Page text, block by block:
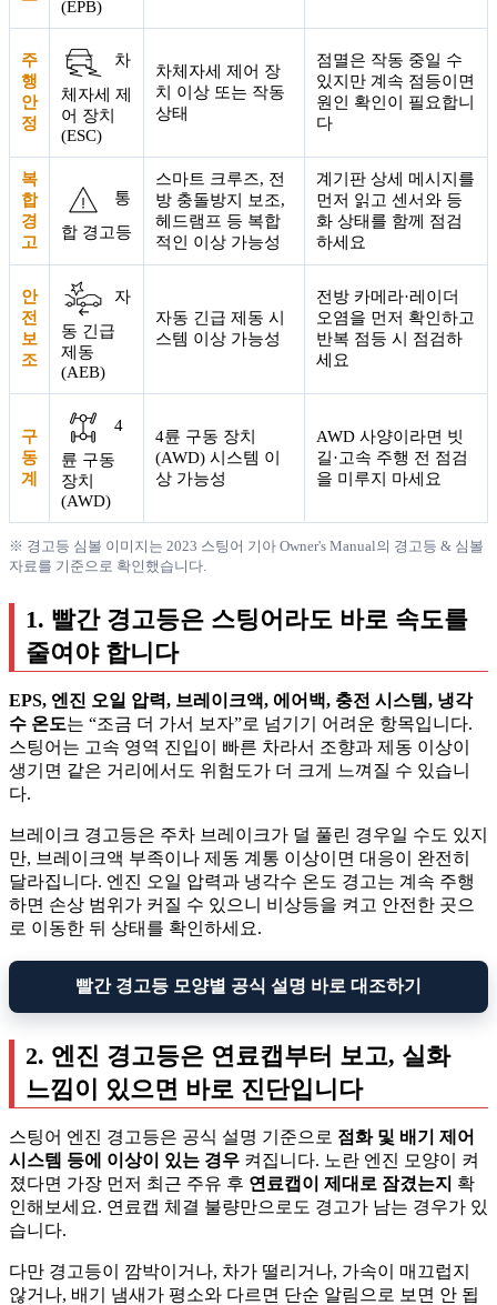
(EPB)
주
행
안
정
차
체자세 제
어 장치
(ESC)
차체자세 제어 장
치 이상 또는 작동
상태
점멸은 작동 중일 수
있지만 계속 점등이면
원인 확인이 필요합니
다
복
합
경
고
통
합 경고등
스마트 크루즈, 전
방 충돌방지 보조,
헤드램프 등 복합
적인 이상 가능성
계기판 상세 메시지를
먼저 읽고 센서와 등
화 상태를 함께 점검
하세요
안
전
보
조
자
동 긴급
제동
(AEB)
자동 긴급 제동 시
스템 이상 가능성
전방 카메라·레이더
오염을 먼저 확인하고
반복 점등 시 점검하
세요
구
동
계
4
륜 구동
장치
(AWD)
4륜 구동 장치
(AWD) 시스템 이
상 가능성
AWD 사양이라면 빗
길·고속 주행 전 점검
을 미루지 마세요
※ 경고등 심볼 이미지는 2023 스팅어 기아 Owner's Manual의 경고등 & 심볼
자료를 기준으로 확인했습니다.
1. 빨간 경고등은 스팅어라도 바로 속도를
줄여야 합니다
EPS, 엔진 오일 압력, 브레이크액, 에어백, 충전 시스템, 냉각
수 온도는 “조금 더 가서 보자”로 넘기기 어려운 항목입니다.
스팅어는 고속 영역 진입이 빠른 차라서 조향과 제동 이상이
생기면 같은 거리에서도 위험도가 더 크게 느껴질 수 있습니
다.
브레이크 경고등은 주차 브레이크가 덜 풀린 경우일 수도 있지
만, 브레이크액 부족이나 제동 계통 이상이면 대응이 완전히
달라집니다. 엔진 오일 압력과 냉각수 온도 경고는 계속 주행
하면 손상 범위가 커질 수 있으니 비상등을 켜고 안전한 곳으
로 이동한 뒤 상태를 확인하세요.
빨간 경고등 모양별 공식 설명 바로 대조하기
2. 엔진 경고등은 연료캡부터 보고, 실화
느낌이 있으면 바로 진단입니다
스팅어 엔진 경고등은 공식 설명 기준으로 점화 및 배기 제어
시스템 등에 이상이 있는 경우 켜집니다. 노란 엔진 모양이 켜
졌다면 가장 먼저 최근 주유 후 연료캡이 제대로 잠겼는지 확
인해보세요. 연료캡 체결 불량만으로도 경고가 남는 경우가 있
습니다.
다만 경고등이 깜박이거나, 차가 떨리거나, 가속이 매끄럽지
않거나, 배기 냄새가 평소와 다르면 단순 알림으로 보면 안 됩